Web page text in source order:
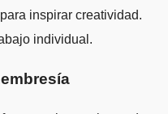
inspirar creatividad.
individual.